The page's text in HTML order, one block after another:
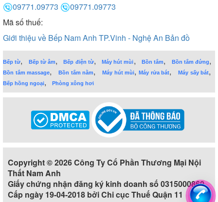
09771.09773
09771.09773
Mã số thuế:
Giới thiệu về Bếp Nam Anh TP.Vinh - Nghệ An Bản đồ
Bếp từ, Bếp từ âm,Bếp điện từ,Máy hút mùi, Bồn tắm, Bồn tắm đứng,
Bồn tắm massage,Bồn tắm nằm,Máy hút mùi,Máy rửa bát,Máy sấy bát,
Bếp hồng ngoại, Phòng xông hơi
Copyright © 2026 Công Ty Cổ Phần Thương Mại Nội
Thất Nam Anh
Giấy chứng nhận đăng ký kinh doanh số 0315000860
Cấp ngày 19-04-2018 bởi Chi cục Thuế Quận 11